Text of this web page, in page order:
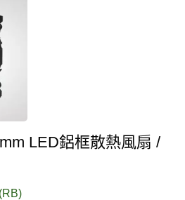
LED鋁框散熱風扇 /